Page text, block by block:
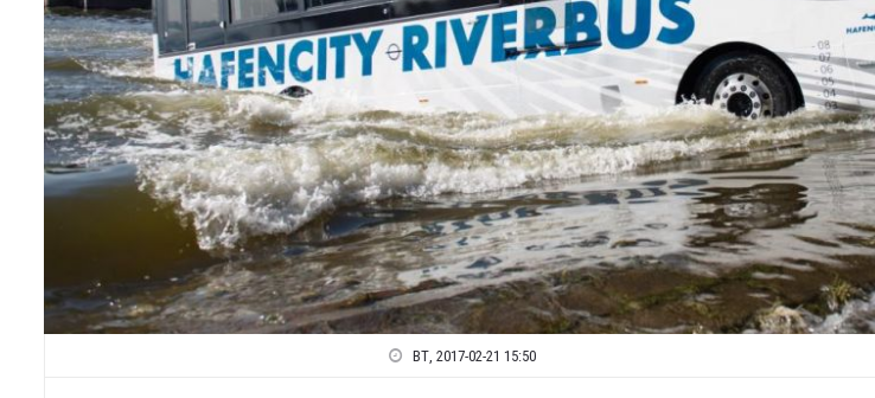
ВТ, 2017-02-21 15:50